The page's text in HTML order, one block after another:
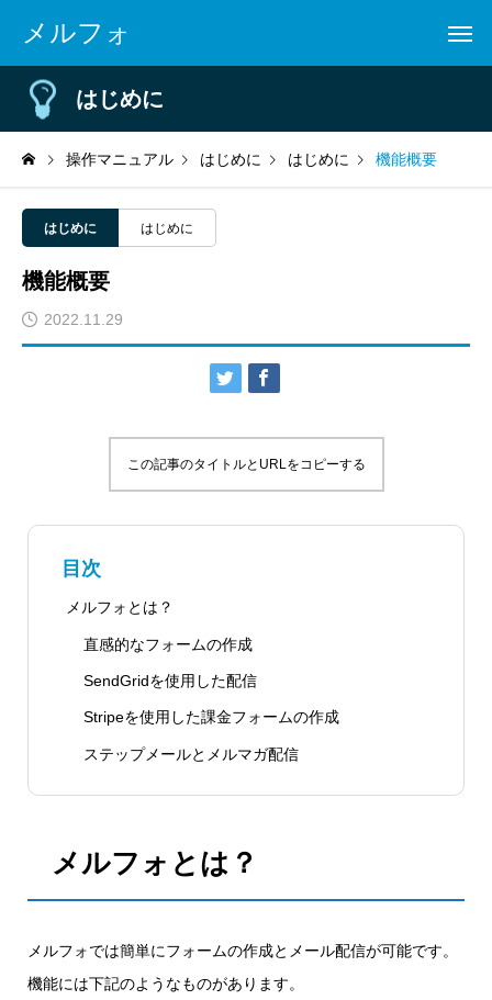
メルフォ
はじめに
操作マニュアル はじめに はじめに 機能概要
はじめに はじめに
機能概要
2022.11.29
この記事のタイトルとURLをコピーする
目次
メルフォとは？
直感的なフォームの作成
SendGridを使用した配信
Stripeを使用した課金フォームの作成
ステップメールとメルマガ配信
メルフォとは？
メルフォでは簡単にフォームの作成とメール配信が可能です。
機能には下記のようなものがあります。